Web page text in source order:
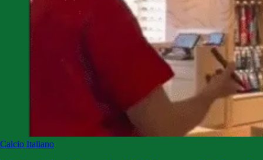
Calcio Italiano